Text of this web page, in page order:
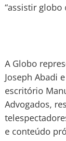
“assistir globo
A Globo
Joseph Abadi
escritório
Advogados,
e conteúdo